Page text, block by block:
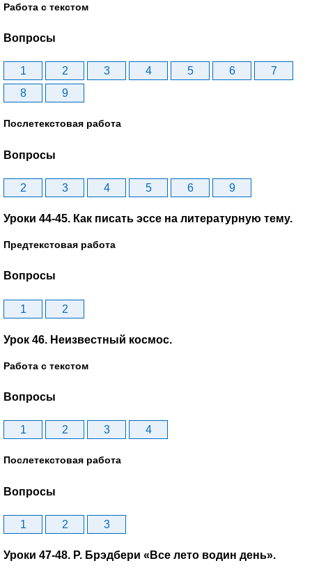
Работа с текстом
Вопросы
1 2 3 4 5 6
7
8
9
Послетекстовая работа
Вопросы
2 3 4 5 6 9
Уроки 44-45. Как писать эссе на литературную тему.
Предтекстовая работа
Вопросы
1 2
Урок 46. Неизвестный космос.
Работа с текстом
Вопросы
1 2 3 4
Послетекстовая работа
Вопросы
1 2 3
Уроки 47-48. Р. Брэдбери «Все лето водин день».